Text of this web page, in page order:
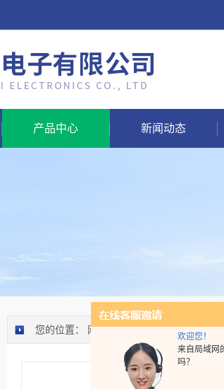
欢迎您！
来自局域网
吗？
产品中心 新闻动态
您的位置： 网站首页>产品中心> >PH/